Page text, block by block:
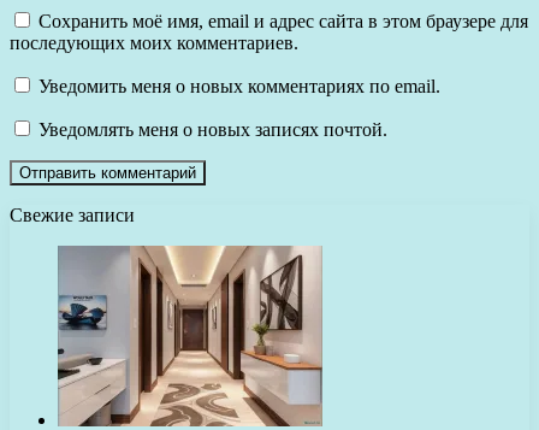
Сохранить моё имя, email и адрес сайта в этом браузере для
последующих моих комментариев.
Уведомить меня о новых комментариях по email.
Уведомлять меня о новых записях почтой.
Свежие записи